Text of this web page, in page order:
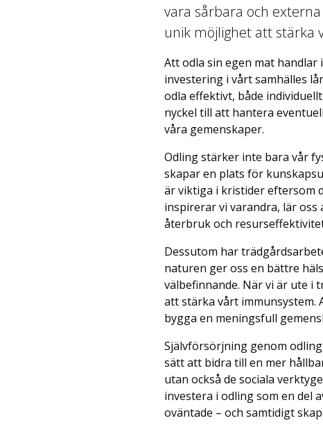
vara sårbara och
unik möjlighet att stärka
Att odla sin egen mat
investering i vårt samhälles
odla effektivt, både
nyckel till att hantera
våra gemenskaper.
Odling stärker inte bara vår
skapar en plats för
är viktiga i kristider eftersom
inspirerar vi varandra, lär
återbruk och
Dessutom har
naturen ger oss en bättre
välbefinnande. När vi är ute i
att stärka vårt immunsystem.
bygga en meningsfull
Självförsörjning genom
sätt att bidra till en mer
utan också de sociala
investera i odling som en del
oväntade – och samtidigt